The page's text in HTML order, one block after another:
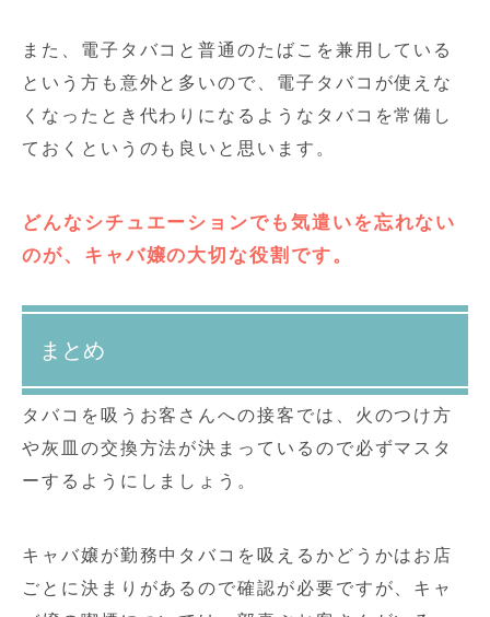
また、電子タバコと普通のたばこを兼用している
という方も意外と多いので、電子タバコが使えな
くなったとき代わりになるようなタバコを常備し
ておくというのも良いと思います。
どんなシチュエーションでも気遣いを忘れない
のが、キャバ嬢の大切な役割です。
まとめ
タバコを吸うお客さんへの接客では、火のつけ方
や灰皿の交換方法が決まっているので必ずマスタ
ーするようにしましょう。
キャバ嬢が勤務中タバコを吸えるかどうかはお店
ごとに決まりがあるので確認が必要ですが、キャ